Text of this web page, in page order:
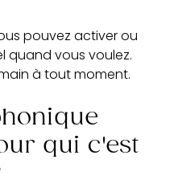
pouvez activer ou
quand vous voulez.
à tout moment.
qui c'est